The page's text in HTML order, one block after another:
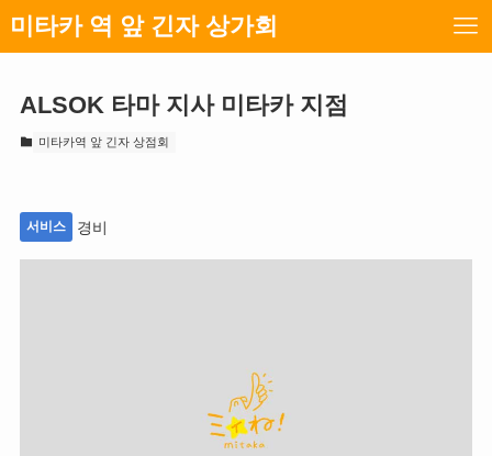
미타카 역 앞 긴자 상가회
ALSOK 타마 지사 미타카 지점
미타카역 앞 긴자 상점회
서비스 경비